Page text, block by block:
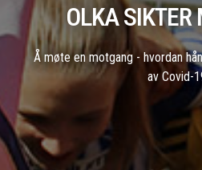
OLKA SIKTER
Å møte en motgang - hvordan
av Covid-